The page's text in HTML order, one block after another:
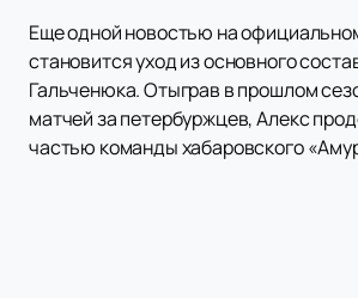
Еще одной новостью на
становится уход из основного
Гальченюка. Отыграв в прошлом
матчей за петербуржцев, Алекс
частью команды хабаровского